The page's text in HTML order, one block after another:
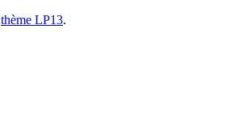
thème LP13.